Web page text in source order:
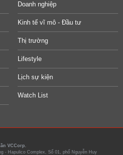
Doanh nghiệp
Kinh tế vĩ mô - Đầu tư
Thị trường
Lifestyle
Lịch sự kiện
Watch List
VCCorp.
- Hapulico Complex, Số 01, phố Nguyễn Huy